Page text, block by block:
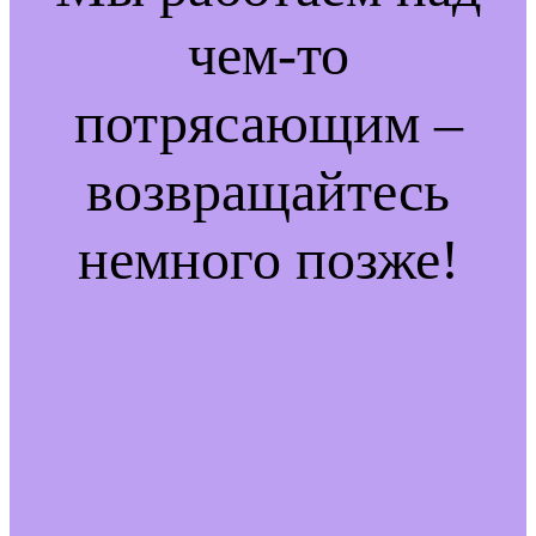
чем-то
потрясающим –
возвращайтесь
немного позже!